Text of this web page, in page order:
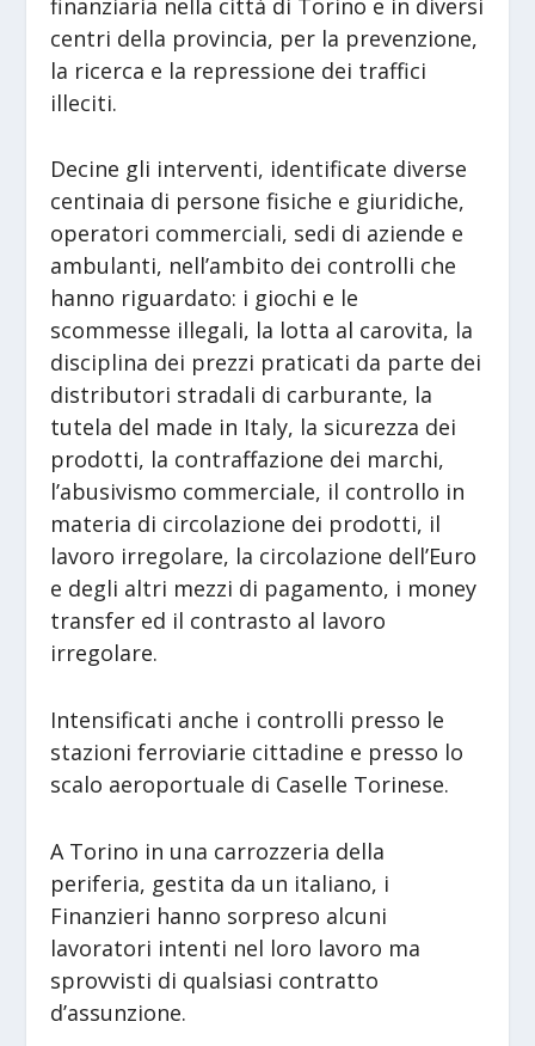
centri della provincia, per la prevenzione,
la ricerca e la repressione dei traffici
illeciti.
Decine gli interventi, identificate diverse
centinaia di persone fisiche e giuridiche,
operatori commerciali, sedi di aziende e
ambulanti, nell’ambito dei controlli che
hanno riguardato: i giochi e le
scommesse illegali, la lotta al carovita, la
disciplina dei prezzi praticati da parte dei
distributori stradali di carburante, la
tutela del made in Italy, la sicurezza dei
prodotti, la contraffazione dei marchi,
l’abusivismo commerciale, il controllo in
materia di circolazione dei prodotti, il
lavoro irregolare, la circolazione dell’Euro
e degli altri mezzi di pagamento, i money
transfer ed il contrasto al lavoro
irregolare.
Intensificati anche i controlli presso le
stazioni ferroviarie cittadine e presso lo
scalo aeroportuale di Caselle Torinese.
A Torino in una carrozzeria della
periferia, gestita da un italiano, i
Finanzieri hanno sorpreso alcuni
lavoratori intenti nel loro lavoro ma
sprovvisti di qualsiasi contratto
d’assunzione.